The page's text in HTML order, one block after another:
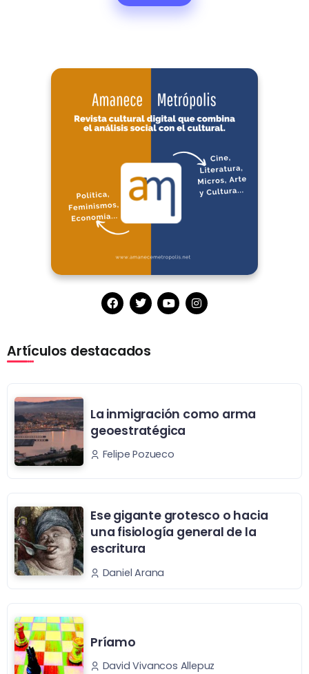
Artículos destacados
La inmigración como arma
geoestratégica
Felipe Pozueco
Ese gigante grotesco o hacia
una fisiología general de la
escritura
Daniel Arana
Príamo
David Vivancos Allepuz